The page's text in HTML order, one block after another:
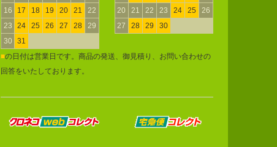
16
17 18 19 20 21
22
23
24 25 26 27 28
29
30
31
20
21 22 23 24 25
26
27
28 29 30
■の日付は営業日です。商品の発送、御見積り、お問い合わせの
回答をいたしております。